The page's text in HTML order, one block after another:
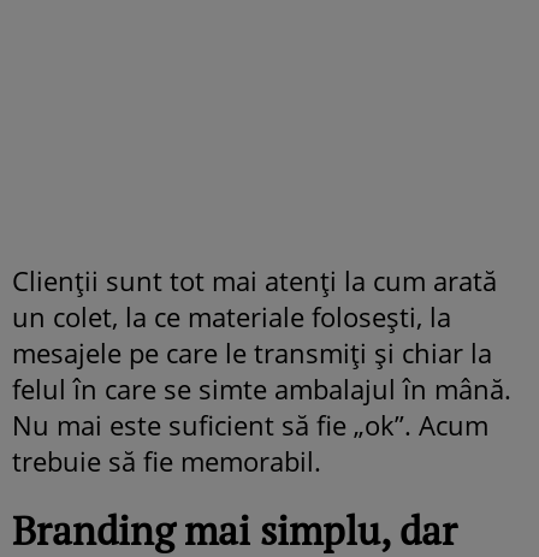
Clienții sunt tot mai atenți la cum arată
un colet, la ce materiale folosești, la
mesajele pe care le transmiți și chiar la
felul în care se simte ambalajul în mână.
Nu mai este suficient să fie „ok”. Acum
trebuie să fie memorabil.
Branding mai simplu, dar